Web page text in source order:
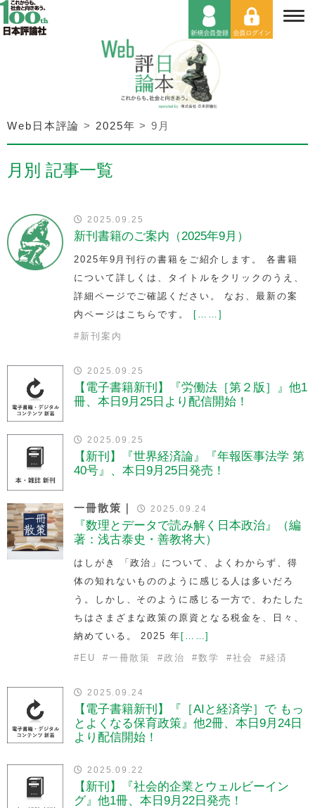
Web日本評論 > 2025年 >9月
月別 記事一覧
2025.09.25
新刊書籍のご案内（2025年9月）
2025年9月刊行の書籍をご紹介します。 各書籍
について詳しくは、タイトルをクリックのうえ、
詳細ページでご確認ください。 なお、最新の案
内ページはこちらです。 [……]
# 新刊案内
2025.09.25
【電子書籍新刊】『労働法［第２版］』他1
冊、本日9月25日より配信開始！
2025.09.25
【新刊】『世界経済論』『年報医事法学 第
40号』、本日9月25日発売！
一冊散策｜ 2025.09.24
『数理とデータで読み解く日本政治』（編
著：浅古泰史・善教将大）
はしがき 「政治」について、よくわからず、得
体の知れないもののように感じる人は多いだろ
う。しかし、そのように感じる一方で、わたした
ちはさまざまな政策の原資となる税金を、日々、
納めている。 2025 年 [……]
# EU # 一冊散策 #政治 #数学 #社会 #経済
2025.09.24
【電子書籍新刊】『［AIと経済学］で もっ
とよくなる保育政策』他2冊、本日9月24日
より配信開始！
2025.09.22
【新刊】『社会的企業とウェルビーイン
グ』他1冊、本日9月22日発売！